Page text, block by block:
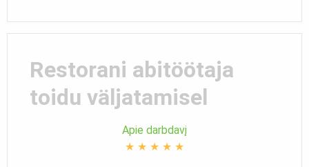
Restorani abitöötaja
toidu väljatamisel
Apie darbdavį
★ ★ ★ ★ ★